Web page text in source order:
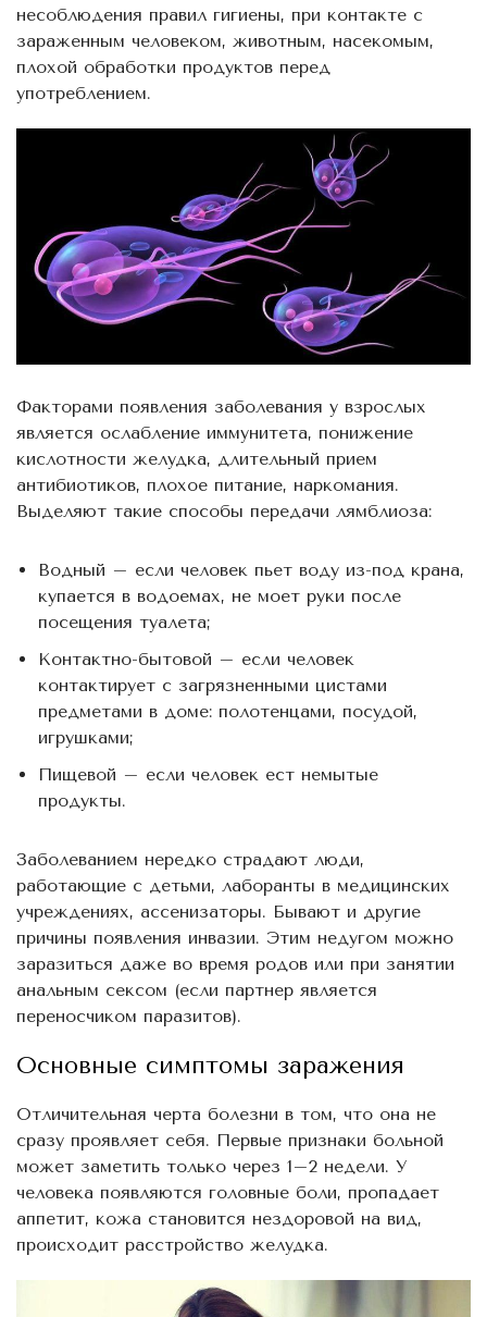
несоблюдения правил гигиены, при контакте с
зараженным человеком, животным, насекомым,
плохой обработки продуктов перед
употреблением.
Факторами появления заболевания у взрослых
является ослабление иммунитета, понижение
кислотности желудка, длительный прием
антибиотиков, плохое питание, наркомания.
Выделяют такие способы передачи лямблиоза:
Водный – если человек пьет воду из-под крана,
купается в водоемах, не моет руки после
посещения туалета;
Контактно-бытовой – если человек
контактирует с загрязненными цистами
предметами в доме: полотенцами, посудой,
игрушками;
Пищевой – если человек ест немытые
продукты.
Заболеванием нередко страдают люди,
работающие с детьми, лаборанты в медицинских
учреждениях, ассенизаторы. Бывают и другие
причины появления инвазии. Этим недугом можно
заразиться даже во время родов или при занятии
анальным сексом (если партнер является
переносчиком паразитов).
Основные симптомы заражения
Отличительная черта болезни в том, что она не
сразу проявляет себя. Первые признаки больной
может заметить только через 1–2 недели. У
человека появляются головные боли, пропадает
аппетит, кожа становится нездоровой на вид,
происходит расстройство желудка.